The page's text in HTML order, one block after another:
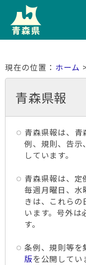
ホーム
青森県報
青森県報は、青
例、規則、告示
しています。
青森県報は、定
毎週月曜日、水
きは、これら
います。号外は
す。
条例、規則等を
版を公開してい